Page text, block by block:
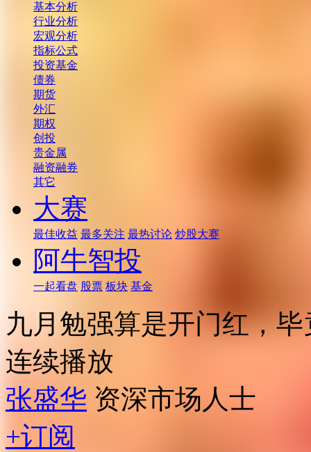
基本分析
行业分析
宏观分析
指标公式
投资基金
债券
期货
外汇
期权
创投
贵金属
融资融券
其它
大赛
最佳收益 最多关注 最热讨论 炒股大赛
阿牛智投
一起看盘 股票 板块 基金
九月勉强算是开门红，
连续播放
张盛华 资深市场人士
+订阅